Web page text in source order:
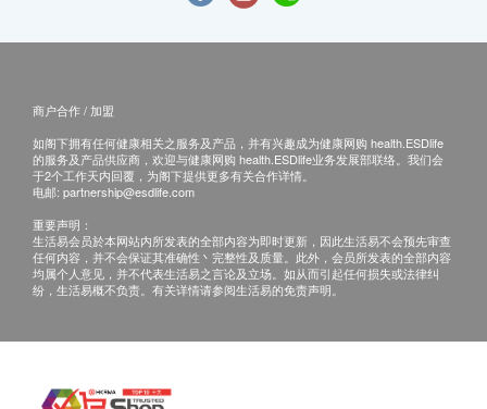
商户合作 / 加盟
如阁下拥有任何健康相关之服务及产品，并有兴趣成为健康网购 health.ESDlife
的服务及产品供应商，欢迎与健康网购 health.ESDlife业务发展部联络。我们会
于2个工作天内回覆，为阁下提供更多有关合作详情。
电邮: partnership@esdlife.com
重要声明：
生活易会员於本网站内所发表的全部内容为即时更新，因此生活易不会预先审查
任何内容，并不会保证其准确性丶完整性及质量。此外，会员所发表的全部内容
均属个人意见，并不代表生活易之言论及立场。如从而引起任何损失或法律纠
纷，生活易概不负责。有关详情请参阅生活易的免责声明。